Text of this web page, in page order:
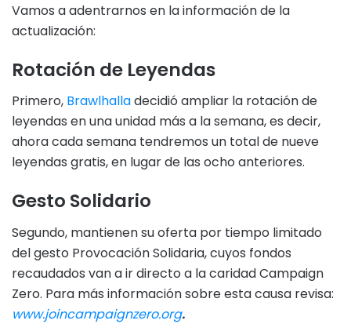
Vamos a adentrarnos en la información de la
actualización:
Rotación de Leyendas
Primero, Brawlhalladecidió ampliar la rotación de
leyendas en una unidad más a la semana, es decir,
ahora cada semana tendremos un total de nueve
leyendas gratis, en lugar de las ocho anteriores.
Gesto Solidario
Segundo, mantienen su oferta por tiempo limitado
del gesto Provocación Solidaria, cuyos fondos
recaudados van a ir directo a la caridad Campaign
Zero. Para más información sobre esta causa revisa:
www.joincampaignzero.org.